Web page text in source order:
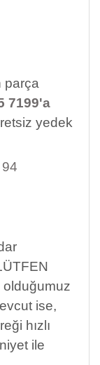
parça
7199'a
yedek
olduğumuz
ise,
hızlı
ile